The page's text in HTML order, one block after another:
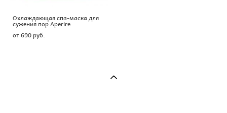
Охлаждающая cпа-маска для
сужения пор Aperire
от 690 pуб.